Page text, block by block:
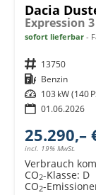
Dacia
sofort lieferbar
Fahrzeugnr. 13750
Kraftstoff Benzin
Leistung 103 kW (140
01.06.2026
25.290,–
incl. 19% MwSt.
Verbrauch
CO2-Klasse: D
CO2-